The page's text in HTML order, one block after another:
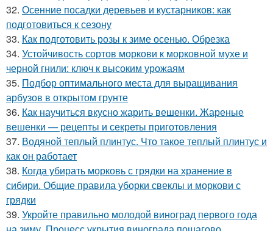
32. Осенние посадки деревьев и кустарников: как
подготовиться к сезону
33. Как подготовить розы к зиме осенью. Обрезка
34. Устойчивость сортов моркови к морковной мухе и
черной гнили: ключ к высоким урожаям
35. Подбор оптимального места для выращивания
арбузов в открытом грунте
36. Как научиться вкусно жарить вешенки. Жареные
вешенки — рецепты и секреты приготовления
37. Водяной теплый плинтус. Что такое теплый плинтус и
как он работает
38. Когда убирать морковь с грядки на хранение в
сибири. Общие правила уборки свеклы и моркови с
грядки
39. Укройте правильно молодой виноград первого года